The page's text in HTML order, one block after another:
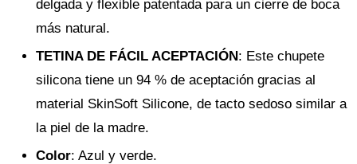
delgada y flexible patentada para un cierre de boca
más natural.
TETINA DE FÁCIL ACEPTACIÓN: Este chupete
silicona tiene un 94 % de aceptación gracias al
material SkinSoft Silicone, de tacto sedoso similar a
la piel de la madre.
Color: Azul y verde.